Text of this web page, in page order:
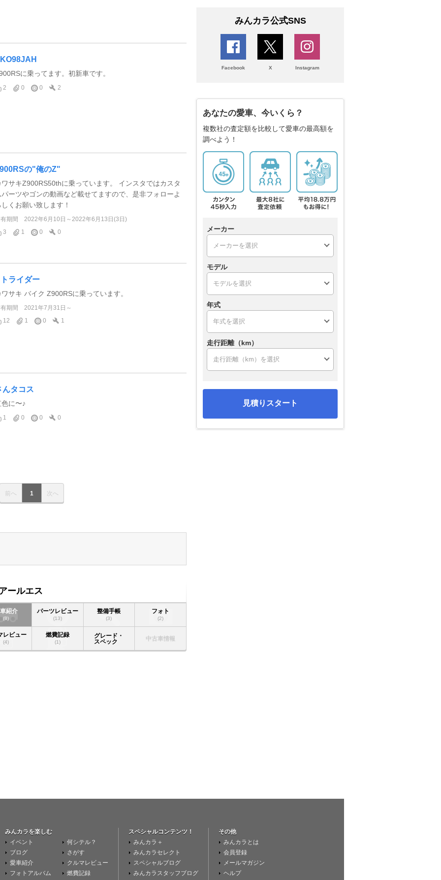
に乗ってます。初新車です。
2 0 0 2
の"俺のZ"
ワサキZ900RS50thに乗っています。 インスタではカスタ
パーツやゴンの動画など載せてますので、是非フォローよ
くお願い致します！
期間
2022年6月10日～2022年6月13日(3日)
3
1 0 0
ライダー
ワサキ バイク Z900RSに乗っています。
期間
2021年7月31日～
12
1 0 1
んタコス
色に〜♪
1 0 0 0
前へ 1 次へ
ールエス
紹介
(8)
パーツレビュー
(13)
整備手帳
(3)
フォト
(2)
レビュー
(4)
燃費記録
(1)
グレード・
スペック
中古車情報
みんカラ公式SNS
Facebook X Instagram
あなたの愛車、今いくら？
複数社の査定額を比較して愛車の最高額を
調べよう！
メーカー
モデル
年式
走行距離（km）
見積りスタート
みんカラを楽しむ
イベント
ブログ
愛車紹介
フォトアルバム
何シテル？
さがす
クルマレビュー
燃費記録
スペシャルコンテンツ！
みんカラ＋
みんカラセレクト
スペシャルブログ
みんカラスタッフブログ
その他
みんカラとは
会員登録
メールマガジン
ヘルプ